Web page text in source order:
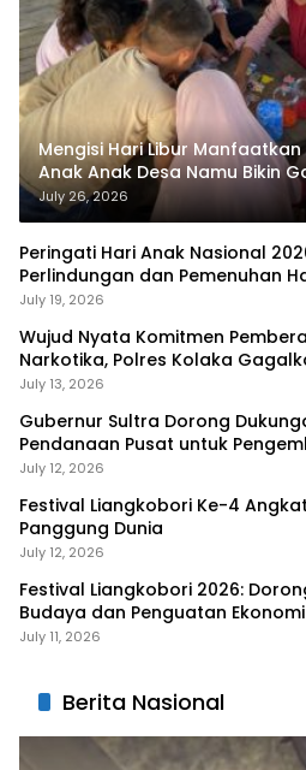
Mengisi Hari Libur
Anak Anak Desa Namu Bikin
Bernilai Ekonomi
July 26, 2026
Peringati Hari Anak Nasional
Perlindungan dan Pemenuhan
July 19, 2026
Wujud Nyata Komitmen
Narkotika, Polres Kolaka
Sabu-Sabu
July 13, 2026
Gubernur Sultra Dorong
Pendanaan Pusat untuk
Liangkobhori
July 12, 2026
Festival Liangkobori Ke-4
Panggung Dunia
July 12, 2026
Festival Liangkobori 2026:
Budaya dan Penguatan
July 11, 2026
Berita Nasional